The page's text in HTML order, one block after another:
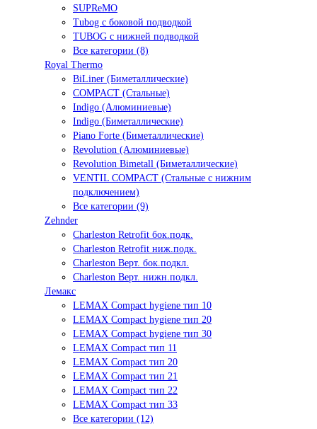
SUPReMO
Tubog с боковой подводкой
TUBOG с нижней подводкой
Все категории (8)
Royal Thermo
BiLiner (Биметаллические)
COMPACT (Стальные)
Indigo (Алюминиевые)
Indigo (Биметаллические)
Piano Forte (Биметаллические)
Revolution (Алюминиевые)
Revolution Bimetall (Биметаллические)
VENTIL COMPACT (Стальные с нижним
подключением)
Все категории (9)
Zehnder
Charleston Retrofit бок.подк.
Charleston Retrofit ниж.подк.
Charleston Верт. бок.подкл.
Charleston Верт. нижн.подкл.
Лемакс
LEMAX Compact hygiene тип 10
LEMAX Compact hygiene тип 20
LEMAX Compact hygiene тип 30
LEMAX Compact тип 11
LEMAX Compact тип 20
LEMAX Compact тип 21
LEMAX Compact тип 22
LEMAX Compact тип 33
Все категории (12)